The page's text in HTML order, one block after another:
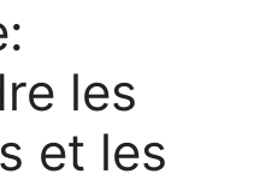
les
et les